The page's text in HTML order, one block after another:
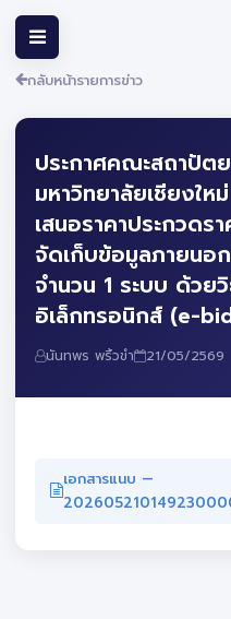
กลับหน้ารายการข่าว
ประกาศคณะสถาปัต
มหาวิทยาลัยเชียงให
เสนอราคาประกวด
จัดเก็บข้อมูลภายนอ
จำนวน 1 ระบบ ด้วย
อิเล็กทรอนิกส์ (e-
นันทพร พริ้วขำ 21/05/2569
เอกสารแนบ —